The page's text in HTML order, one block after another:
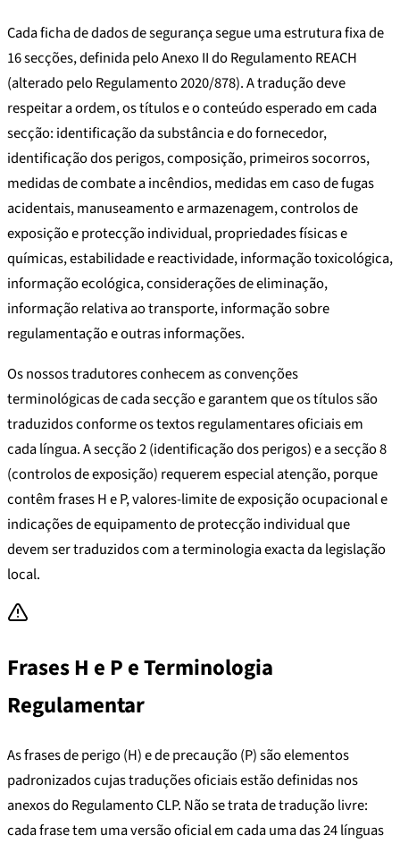
Cada ficha de dados de segurança segue uma estrutura fixa de
16 secções, definida pelo Anexo II do Regulamento REACH
(alterado pelo Regulamento 2020/878). A tradução deve
respeitar a ordem, os títulos e o conteúdo esperado em cada
secção: identificação da substância e do fornecedor,
identificação dos perigos, composição, primeiros socorros,
medidas de combate a incêndios, medidas em caso de fugas
acidentais, manuseamento e armazenagem, controlos de
exposição e protecção individual, propriedades físicas e
químicas, estabilidade e reactividade, informação toxicológica,
informação ecológica, considerações de eliminação,
informação relativa ao transporte, informação sobre
regulamentação e outras informações.
Os nossos tradutores conhecem as convenções
terminológicas de cada secção e garantem que os títulos são
traduzidos conforme os textos regulamentares oficiais em
cada língua. A secção 2 (identificação dos perigos) e a secção 8
(controlos de exposição) requerem especial atenção, porque
contêm frases H e P, valores-limite de exposição ocupacional e
indicações de equipamento de protecção individual que
devem ser traduzidos com a terminologia exacta da legislação
local.
Frases H e P e Terminologia
Regulamentar
As frases de perigo (H) e de precaução (P) são elementos
padronizados cujas traduções oficiais estão definidas nos
anexos do Regulamento CLP. Não se trata de tradução livre:
cada frase tem uma versão oficial em cada uma das 24 línguas